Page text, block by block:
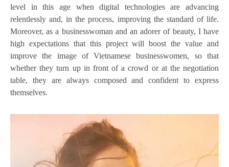
level in this age when digital technologies are advancing
relentlessly and, in the process, improving the standard of life.
Moreover, as a businesswoman and an adorer of beauty, I have
high expectations that this project will boost the value and
improve the image of Vietnamese businesswomen, so that
whether they turn up in front of a crowd or at the negotiation
table, they are always composed and confident to express
themselves.